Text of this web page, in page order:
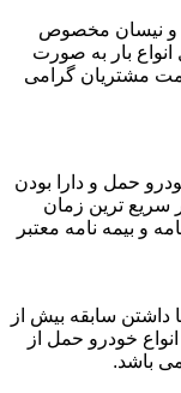
و نیسان مخصوص
بار به صورت
مشتریان گرامی
حمل و دارا بودن
سریع ترین زمان
و بیمه نامه معتبر
داشتن سابقه بیش از
خودرو حمل از
باشد.